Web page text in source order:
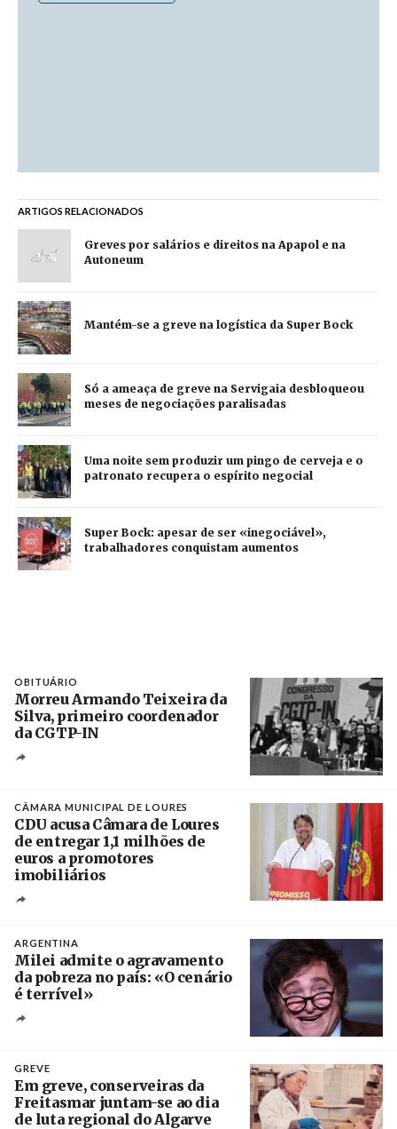
ARTIGOS RELACIONADOS
Greves por salários e direitos na Apapol e na
Autoneum
Mantém-se a greve na logística da Super Bock
Só a ameaça de greve na Servigaia desbloqueou
meses de negociações paralisadas
Uma noite sem produzir um pingo de cerveja e o
patronato recupera o espírito negocial
Super Bock: apesar de ser «inegociável»,
trabalhadores conquistam aumentos
OBITUÁRIO
Morreu Armando Teixeira da
Silva, primeiro coordenador
da CGTP-IN
CÂMARA MUNICIPAL DE LOURES
CDU acusa Câmara de Loures
de entregar 1,1 milhões de
euros a promotores
imobiliários
ARGENTINA
Milei admite o agravamento
da pobreza no país: «O cenário
é terrível»
GREVE
Em greve, conserveiras da
Freitasmar juntam-se ao dia
de luta regional do Algarve